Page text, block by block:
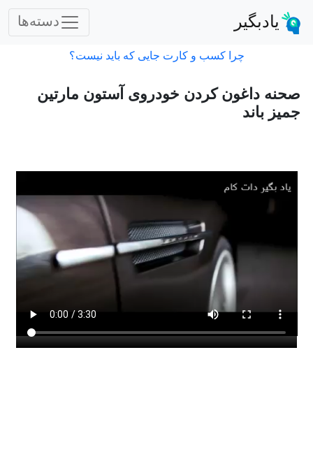
یادبگیر دسته‌ها
چرا کسب و کارت جایی که باید نیست؟
صحنه داغون کردن خودروی آستون مارتین
جمیز باند